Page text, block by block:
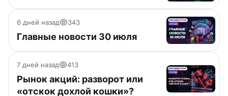
6 дней назад 343
Главные новости 30 июля
7 дней назад 413
Рынок акций: разворот или
«отскок дохлой кошки»?